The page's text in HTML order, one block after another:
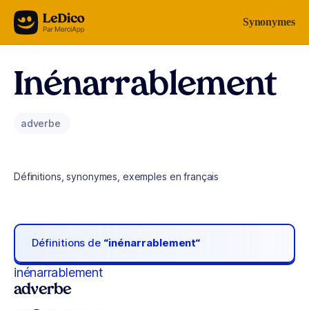
Aller au contenu Synonymes
Inénarrablement
adverbe
Définitions, synonymes, exemples en français
Définitions de “inénarrablement“
inénarrablement
adverbe